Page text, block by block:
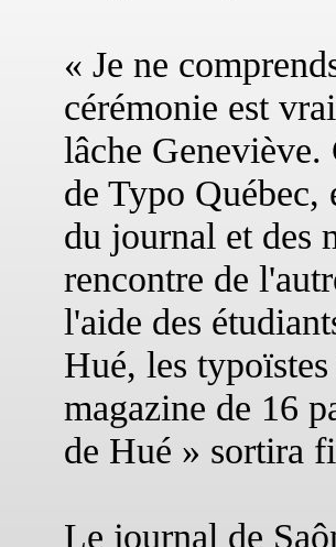
« Je ne
cérémonie est
lâche
de Typo Québec,
du journal et des
rencontre de
l'aide des
Hué, les
magazine de 16
de Hué » sortira
Le journal de